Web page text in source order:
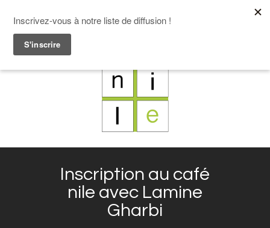
F L X I
Inscription au café
nile avec Lamine
Gharbi